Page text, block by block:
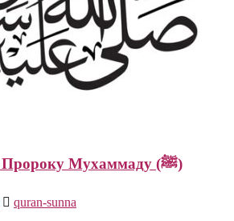
Хадис о любви к Пророку Мухаммаду (ﷺ)
quran-sunna